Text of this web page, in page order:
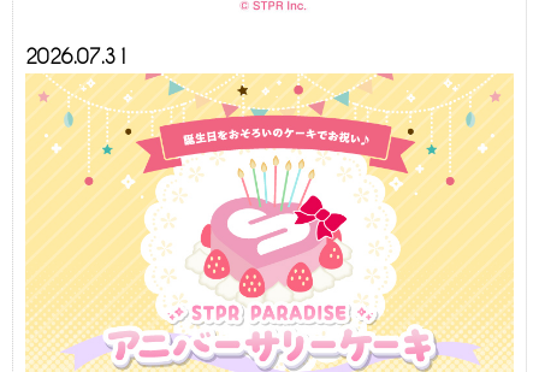
2026.07.31